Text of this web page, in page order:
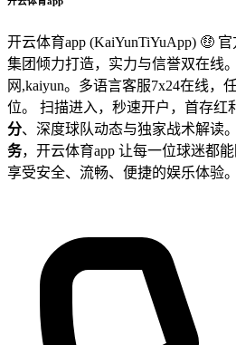
开云体育app (KaiYunTiYuApp) 🤑
集团倾力打造，实力与信誉双在线
网,kaiyun。多语言客服7x24在线，
位。 扫描进入，秒速开户，首存红
分、深度球队动态与独家战术解读
务，开云体育app 让每一位球迷都
享受安全、流畅、便捷的娱乐体验。